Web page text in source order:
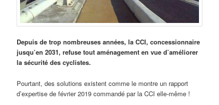
Depuis de trop nombreuses années, la CCI, concessionnaire
jusqu’en 2031, refuse tout aménagement en vue d’améliorer
la sécurité des cyclistes.
Pourtant, des solutions existent comme le montre un rapport
d’expertise de février 2019 commandé par la CCI elle-même !